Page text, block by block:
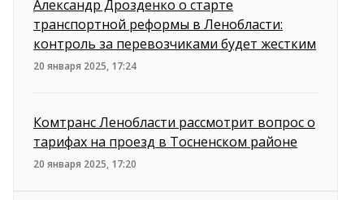
Александр Дрозденко о старте
транспортной реформы в Ленобласти:
контроль за перевозчиками будет жестким
20 января 2025, 17:24
Комтранс Ленобласти рассмотрит вопрос о
тарифах на проезд в Тосненском районе
20 января 2025, 17:20